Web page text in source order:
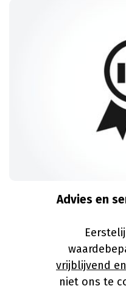
Advies en
vrijblijvend
niet ons te